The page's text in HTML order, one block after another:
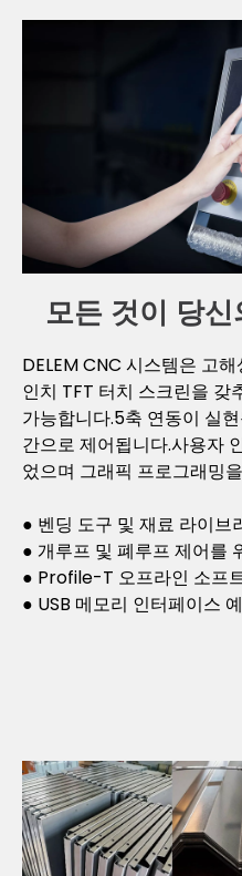
모든 것이 당
DELEM CNC 시스템은 고
인치 TFT 터치 스크린을 갖
가능합니다.5축 연동이 실
간으로 제어됩니다.사용자
었으며 그래픽 프로그래밍
● 벤딩 도구 및 재료 라이브
● 개루프 및 폐루프 제어를
● Profile-T 오프라인 소프
● USB 메모리 인터페이스